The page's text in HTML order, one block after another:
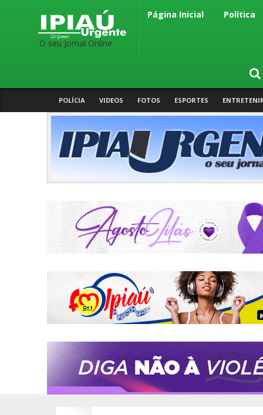
O seu Jornal Online
Página Inicial Política
POLÍCIA VIDEOS FOTOS ESPORTES